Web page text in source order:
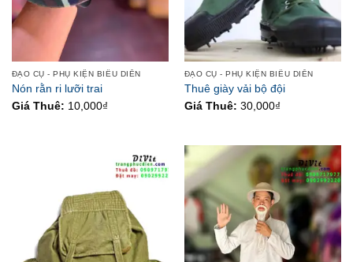
ĐẠO CỤ - PHỤ KIỆN BIỂU DIỄN
Nón rằn ri lưỡi trai
Giá Thuê: 10,000₫
ĐẠO CỤ - PHỤ KIỆN BIỂU DIỄN
Thuê giày vải bộ đội
Giá Thuê: 30,000₫